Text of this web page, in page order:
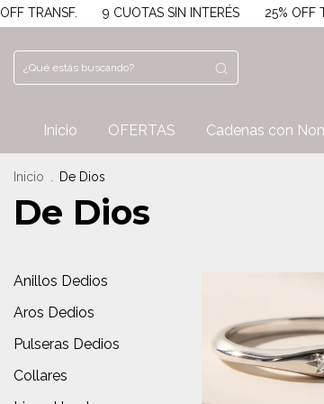
25% OFF TRANSF. 9 CUOTAS SIN INTERÉS
Inicio OFERTAS Cadenas con
Inicio De Dios
De Dios
Anillos Dedios
Aros Dedios
Pulseras Dedios
Collares